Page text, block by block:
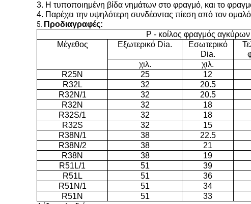
3. Η τυποποιημένη βίδα νημάτων στο φραγμό, και το
4. Παρέχει την υψηλότερη συνδέοντας πίεση από τον
5.
Προδιαγραφές:
Ρ - κοίλος φραγμός
Μέγεθος
Εξωτερικό Dia.
Εσωτερικό
Dia.
χιλ. χιλ.
R25N
25 12
R32L
32 20.5
R32N/1
32 20.5
R32N
32 18
R32S/1
32 18
R32S
32 15
R38N/1
38 22.5
R38N/2
38 21
R38N
38 19
R51L/1
51 39
R51L
51 36
R51N/1
51 34
R51N
51 33